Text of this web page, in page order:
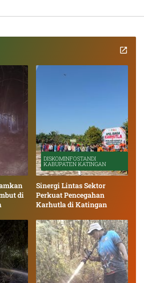
di
DISKOMINFOSTANDI
KABUPATEN KATINGAN
Sinergi Lintas Sektor
Perkuat Pencegahan
Karhutla di Katingan